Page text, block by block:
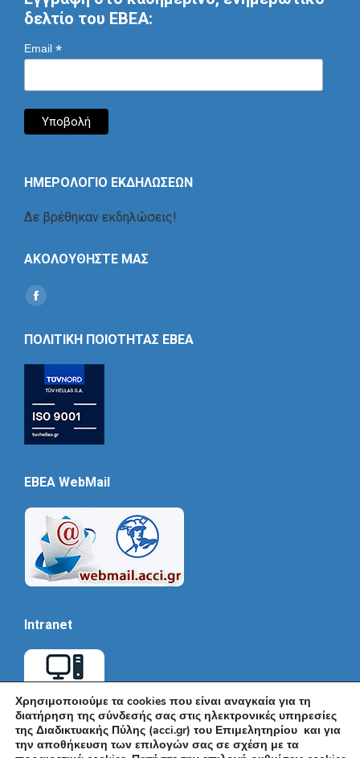
δελτίο του ΕΒΕΑ:
Email *
ΗΜΕΡΟΛΟΓΙΟ ΕΚΔΗΛΩΣΕΩΝ
Δε βρέθηκαν εκδηλώσεις!
ΑΚΟΛΟΥΘΗΣΤΕ ΜΑΣ
Find us on:
Social
ΠΟΛΙΤΙΚΗ ΠΟΙΟΤΗΤΑΣ ΕΒΕΑ
EBEA WebMail
Intranet
Χρησιμοποιούμε τα cookies που είναι αναγκαία για τη
διατήρηση της σύνδεσής σας στις ηλεκτρονικές υπηρεσίες
της Διαδικτυακής Πύλης (acci.gr) του Επιμελητηρίου και για
την αποθήκευση των επιλογών σας σε σχέση με τα